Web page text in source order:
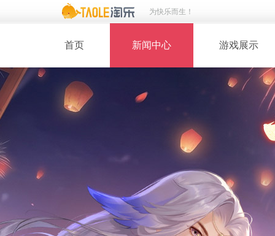
为快乐而生！
首页 新闻中心 游戏展示
· 维护公告
· 桃花美人